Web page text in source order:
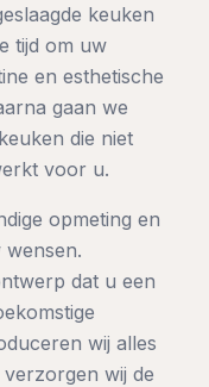
keuken
tijd om uw
en esthetische
gaan we
die niet
voor u.
opmeting en
dat u een
wij alles
wij de